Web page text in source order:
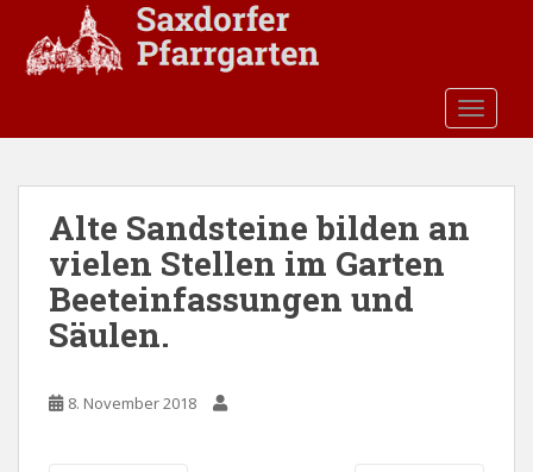
Alte Sandsteine bilden an
vielen Stellen im Garten
Beeteinfassungen und
Säulen.
8. November 2018